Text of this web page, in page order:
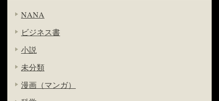
NANA
ビジネス書
小説
未分類
漫画（マンガ）